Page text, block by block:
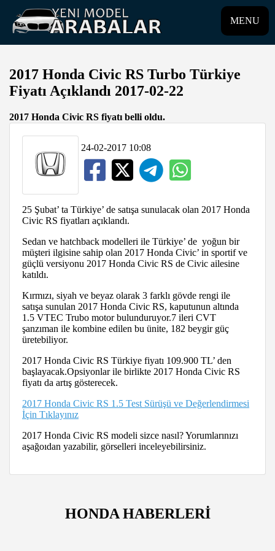
MENU
2017 Honda Civic RS Turbo Türkiye
Fiyatı Açıklandı 2017-02-22
2017 Honda Civic RS fiyatı belli oldu.
24-02-2017 10:08
25 Şubat’ ta Türkiye’ de satışa sunulacak olan 2017 Honda
Civic RS fiyatları açıklandı.
Sedan ve hatchback modelleri ile Türkiye’ de yoğun bir
müşteri ilgisine sahip olan 2017 Honda Civic’ in sportif ve
güçlü versiyonu 2017 Honda Civic RS de Civic ailesine
katıldı.
Kırmızı, siyah ve beyaz olarak 3 farklı gövde rengi ile
satışa sunulan 2017 Honda Civic RS, kaputunun altında
1.5 VTEC Trubo motor bulunduruyor.7 ileri CVT
şanzıman ile kombine edilen bu ünite, 182 beygir güç
üretebiliyor.
2017 Honda Civic RS Türkiye fiyatı 109.900 TL’ den
başlayacak.Opsiyonlar ile birlikte 2017 Honda Civic RS
fiyatı da artış gösterecek.
2017 Honda Civic RS 1.5 Test Sürüşü ve Değerlendirmesi
İçin Tıklayınız
2017 Honda Civic RS modeli sizce nasıl? Yorumlarınızı
aşağoıdan yazabilir, görselleri inceleyebilirsiniz.
HONDA HABERLERİ